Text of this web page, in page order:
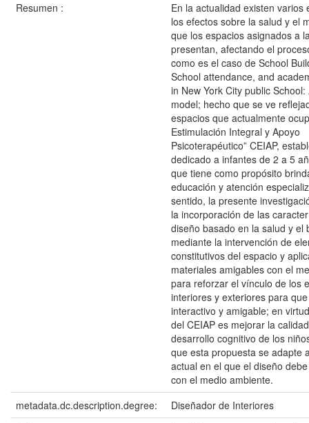
Resumen :
En la actualidad existen varios
los efectos sobre la salud y el
que los espacios asignados a
presentan, afectando el
como es el caso de School
School attendance, and
in New York City public
model; hecho que se ve
espacios que actualmente
Estimulación Integral y Apoyo
Psicoterapéutico” CEIAP,
dedicado a infantes de 2 a 5
que tiene como propósito
educación y atención
sentido, la presente
la incorporación de las
diseño basado en la salud y el
mediante la intervención de
constitutivos del espacio y
materiales amigables con el
para reforzar el vínculo de los
interiores y exteriores para
interactivo y amigable; en
del CEIAP es mejorar la
desarrollo cognitivo de los
que esta propuesta se adapte
actual en el que el diseño
con el medio ambiente.
metadata.dc.description.degree:
Diseñador de Interiores